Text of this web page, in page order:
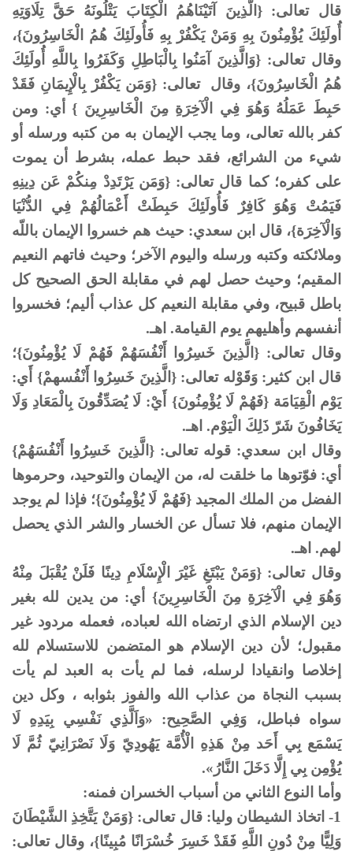
قال تعالى: {الَّذِينَ آتَيْنَاهُمُ الْكِتَابَ يَتْلُونَهُ حَقَّ تِلَاوَتِهِ
أُولَئِكَ يُؤْمِنُونَ بِهِ وَمَنْ يَكْفُرْ بِهِ فَأُولَئِكَ هُمُ الْخَاسِرُونَ}،
وقال تعالى: {وَالَّذِينَ آمَنُوا بِالْبَاطِلِ وَكَفَرُوا بِاللَّهِ أُولَئِكَ
هُمُ الْخَاسِرُونَ}، وقال تعالى: {وَمَن يَكْفُرْ بِالْإِيمَانِ فَقَدْ
حَبِطَ عَمَلُهُ وَهُوَ فِي الْآخِرَةِ مِنَ الْخَاسِرِينَ } أي: ومن
كفر بالله تعالى، وما يجب الإيمان به من كتبه ورسله أو
شيء من الشرائع، فقد حبط عمله، بشرط أن يموت
على كفره؛ كما قال تعالى: {وَمَن يَرْتَدِدْ مِنكُمْ عَن دِينِهِ
فَيَمُتْ وَهُوَ كَافِرٌ فَأُولَئِكَ حَبِطَتْ أَعْمَالُهُمْ فِي الدُّنْيَا
وَالْآخِرَة}، قال ابن سعدي: حيث هم خسروا الإيمان باللّه
وملائكته وكتبه ورسله واليوم الآخر؛ وحيث فاتهم النعيم
المقيم؛ وحيث حصل لهم في مقابلة الحق الصحيح كل
باطل قبيح، وفي مقابلة النعيم كل عذاب أليم؛ فخسروا
أنفسهم وأهليهم يوم القيامة. اهـ.
وقال تعالى: {الَّذِينَ خَسِرُوا أَنْفُسَهُمْ فَهُمْ لَا يُؤْمِنُونَ}؛
قال ابن كثير: وَقَوْله تعالى: {الَّذِينَ خَسِرُوا أَنْفُسهمْ} أَي:
يَوْم الْقِيَامَة {فَهُمْ لَا يُؤْمِنُونَ} أَيْ: لَا يُصَدِّقُونَ بِالْمَعَادِ وَلَا
يَخَافُونَ شَرّ ذَلِكَ الْيَوْم. اهـ.
وقال ابن سعدي: قوله تعالى: {الَّذِينَ خَسِرُوا أَنْفُسَهُمْ}
أي: فوّتوها ما خلقت له، من الإيمان والتوحيد، وحرموها
الفضل من الملك المجيد {فَهُمْ لَا يُؤْمِنُونَ}؛ فإذا لم يوجد
الإيمان منهم، فلا تسأل عن الخسار والشر الذي يحصل
لهم. اهـ.
وقال تعالى: {وَمَنْ يَبْتَغِ غَيْرَ الْإِسْلَامِ دِينًا فَلَنْ يُقْبَلَ مِنْهُ
وَهُوَ فِي الْآخِرَةِ مِنَ الْخَاسِرِينَ} أي: من يدين لله بغير
دين الإسلام الذي ارتضاه الله لعباده، فعمله مردود غير
مقبول؛ لأن دين الإسلام هو المتضمن للاستسلام لله
إخلاصا وانقيادا لرسله، فما لم يأت به العبد لم يأت
بسبب النجاة من عذاب الله والفوز بثوابه ، وكل دين
سواه فباطل، وَفِي الصَّحِيح: «وَاَلَّذِي نَفْسِي بِيَدِهِ لَا
يَسْمَع بِي أَحَد مِنْ هَذِهِ الْأُمَّة يَهُودِيّ وَلَا نَصْرَانِيّ ثُمَّ لَا
يُؤْمِن بِي إِلَّا دَخَلَ النَّارُ».
وأما النوع الثاني من أسباب الخسران فمنه:
1- اتخاذ الشيطان وليا: قال تعالى: {وَمَنْ يَتَّخِذِ الشَّيْطَانَ
وَلِيًّا مِنْ دُونِ اللَّهِ فَقَدْ خَسِرَ خُسْرَانًا مُبِينًا}، وقال تعالى: